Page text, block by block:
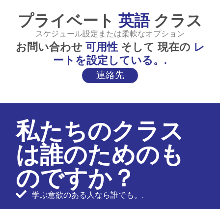
プライベート 英語 クラス
スケジュール設定または柔軟なオプション
お問い合わせ 可用性そして 現在の レ
ートを設定している。.
連絡先
私たちのクラス
は誰のためのも
のですか？
学ぶ意欲のある人なら誰でも。.